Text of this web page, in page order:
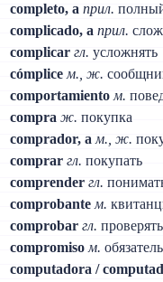
completo, a прил.
complicado, a прил.
complicar гл. усложнять
cómplice м., ж.
comportamiento м.
compra ж. покупка
comprador, a м., ж.
comprar гл. покупать
comprender гл.
comprobante м.
comprobar гл.
compromiso м.
computadora /